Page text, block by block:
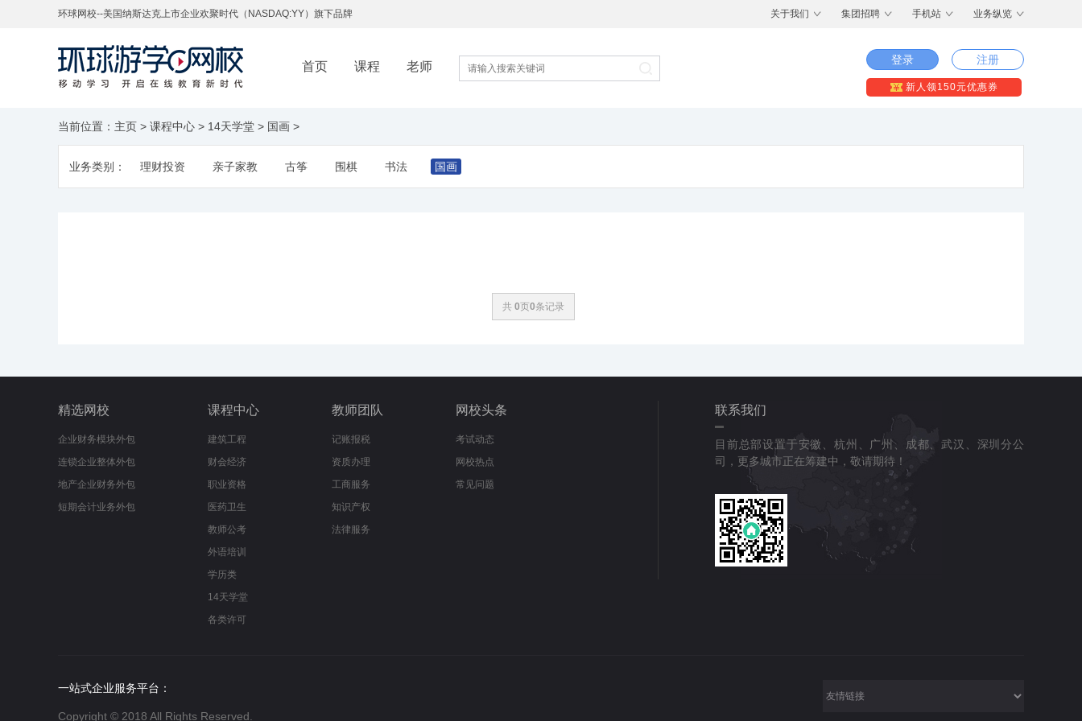
环球网校--美国纳斯达克上市企业欢聚时代（NASDAQ:YY）旗下品牌 关于我们 集团招聘 手机站 业务纵览
登录 注册
新人领150元优惠券
首页 课程 老师
当前位置： 主页 > 课程中心 > 14天学堂 > 国画 >
业务类别： 理财投资 亲子家教 古筝 围棋 书法 国画
共 0页0条记录
精选网校
企业财务模块外包
连锁企业整体外包
地产企业财务外包
短期会计业务外包
课程中心
建筑工程
财会经济
职业资格
医药卫生
教师公考
外语培训
学历类
14天学堂
各类许可
教师团队
记账报税
资质办理
工商服务
知识产权
法律服务
网校头条
考试动态
网校热点
常见问题
联系我们
目前总部设置于安徽、杭州、广州、成都、武汉、深圳分公
司，更多城市正在筹建中，敬请期待！
一站式企业服务平台：
Copyright © 2018 All Rights Reserved.